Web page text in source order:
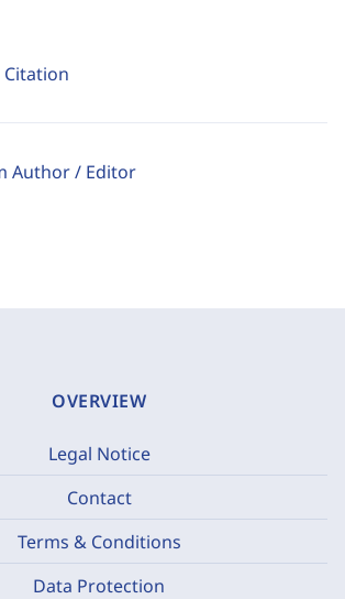
Author / Editor
OVERVIEW
Legal Notice
Contact
Terms & Conditions
Data Protection